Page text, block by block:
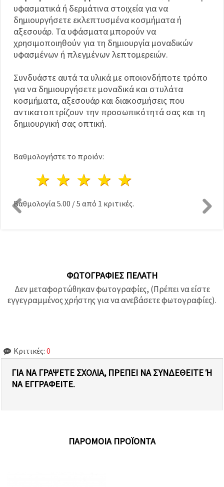
υφασματικά ή δερμάτινα στοιχεία για να
δημιουργήσετε εκλεπτυσμένα κοσμήματα ή
αξεσουάρ. Τα υφάσματα μπορούν να
χρησιμοποιηθούν για τη δημιουργία μοναδικών
υφασμένων ή πλεγμένων λεπτομερειών.
Συνδυάστε αυτά τα υλικά με οποιονδήποτε τρόπο
για να δημιουργήσετε μοναδικά και στυλάτα
κοσμήματα, αξεσουάρ και διακοσμήσεις που
αντικατοπτρίζουν την προσωπικότητά σας και τη
δημιουργική σας οπτική.
Βαθμολογήστε το προϊόν:
4 Αστέρια
3 Αστέρια
2 Αστέρια
1 Αστέρι
Βαθμολογία 5.00 /5 από 1 κριτικές.
ΦΩΤΟΓΡΑΦΊΕΣ ΠΕΛΆΤΗ
Δεν μεταφορτώθηκαν φωτογραφίες, (Πρέπει να είστε
εγγεγραμμένος χρήστης για να ανεβάσετε φωτογραφίες).
Κριτικές: 0
ΓΙΑ ΝΑ ΓΡΆΨΕΤΕ ΣΧΌΛΙΑ, ΠΡΈΠΕΙ ΝΑ ΣΥΝΔΕΘΕΊΤΕ Ή Ν
Α ΕΓΓΡΑΦΕΊΤΕ.
ΠΑΡΌΜΟΙΑ ΠΡΟΪΌΝΤΑ